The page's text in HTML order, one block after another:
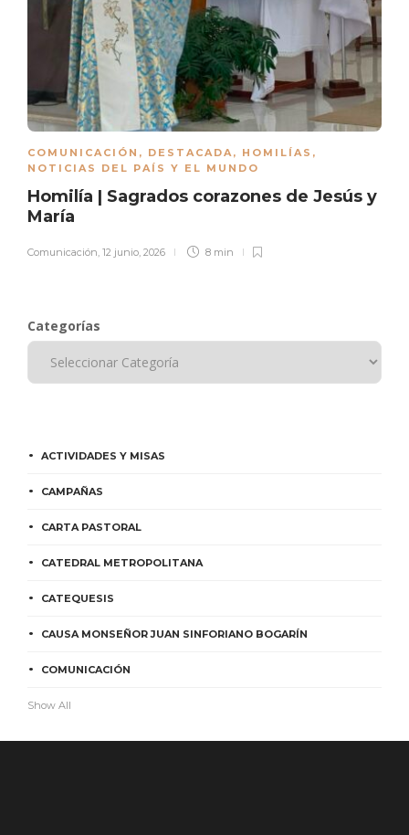
COMUNICACIÓN , DESTACADA, HOMILÍAS ,
NOTICIAS DEL PAÍS Y EL MUNDO
Homilía | Sagrados corazones de Jesús y
María
Comunicación, 12 junio, 2026 8 min
Categorías
ACTIVIDADES Y MISAS
CAMPAÑAS
CARTA PASTORAL
CATEDRAL METROPOLITANA
CATEQUESIS
CAUSA MONSEÑOR JUAN SINFORIANO BOGARÍN
COMUNICACIÓN
Show All